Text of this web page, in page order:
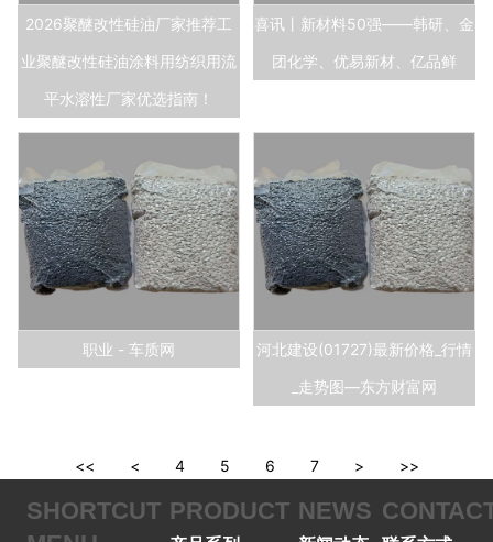
2026聚醚改性硅油厂家推荐工
业聚醚改性硅油涂料用纺织用流
平水溶性厂家优选指南！
喜讯丨新材料50强——韩研、金
团化学、优易新材、亿品鲜
职业 - 车质网
河北建设(01727)最新价格_行情
_走势图—东方财富网
<< < 4 5 6 7 > >>
SHORTCUT PRODUCT NEWS